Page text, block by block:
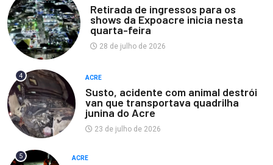
Retirada de ingressos para os
shows da Expoacre inicia nesta
quarta-feira
28 de julho de 2026
4 ACRE
Susto, acidente com animal destrói
van que transportava quadrilha
junina do Acre
23 de julho de 2026
5 ACRE